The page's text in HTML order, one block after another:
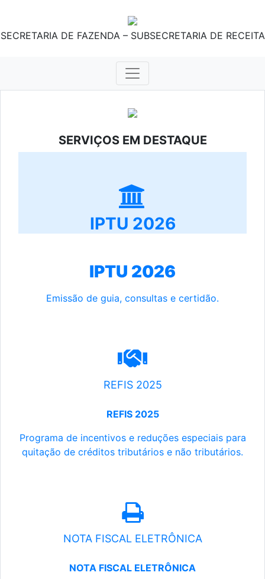
SECRETARIA DE FAZENDA – SUBSECRETARIA DE RECEITA
SERVIÇOS EM DESTAQUE
IPTU 2026
IPTU 2026
Emissão de guia, consultas e certidão.
REFIS 2025
REFIS 2025
Programa de incentivos e reduções especiais para
quitação de créditos tributários e não tributários.
NOTA FISCAL ELETRÔNICA
NOTA FISCAL ELETRÔNICA